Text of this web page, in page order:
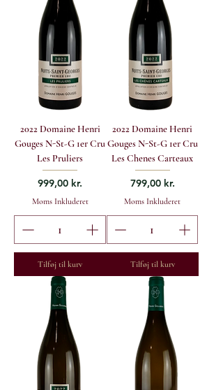
2022 Domaine Henri
Gouges N-St-G 1er Cru
Les Pruliers
Pris
999,00 kr.
Moms Inkluderet
Tilføj til kurv
2022 Domaine Henri
Gouges N-St-G 1er Cru
Les Chenes Carteaux
Pris
799,00 kr.
Moms Inkluderet
Tilføj til kurv